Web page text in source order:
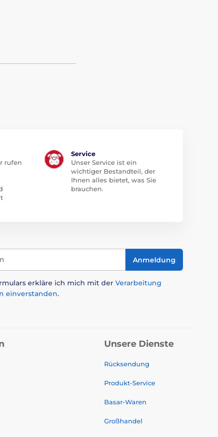
rufen
Service
Unser Service ist ein
wichtiger Bestandteil, der
Ihnen alles bietet, was Sie
brauchen.
Anmeldung
erkläre ich mich mit der Verarbeitung
einverstanden.
Unsere Dienste
Rücksendung
Produkt-Service
Basar-Waren
Großhandel